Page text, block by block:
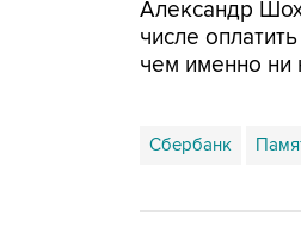
Александр
числе
чем именно ни
Сбербанк